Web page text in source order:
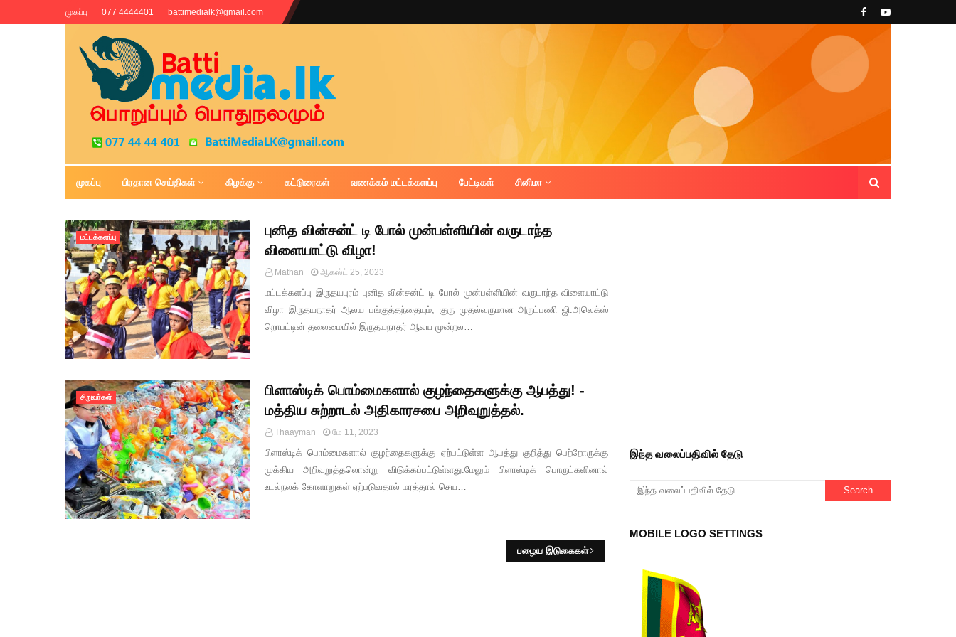
முகப்பு 077 4444401 battimedialk@gmail.com
Battimedia
முகப்பு பிரதான செய்திகள் கிழக்கு கட்டுரைகள் வணக்கம் மட்டக்களப்பு பேட்டிகள் சினிமா
மட்டக்களப்பு
புனித வின்சன்ட் டி போல் முன்பள்ளியின் வருடாந்த
விளையாட்டு விழா!
Mathan ஆகஸ்ட் 25, 2023
மட்டக்களப்பு இருதயபுரம் புனித வின்சன்ட் டி போல் முன்பள்ளியின் வருடாந்த விளையாட்டு
விழா இருதயநாதர் ஆலய பங்குத்தந்தையும், குரு முதல்வருமான அருட்பணி ஜி.அலெக்ஸ்
றொபட்டின் தலைமையில் இருதயநாதர் ஆலய முன்றல…
சிறுவர்கள்
பிளாஸ்டிக் பொம்மைகளால் குழந்தைகளுக்கு ஆபத்து! -
மத்திய சுற்றாடல் அதிகாரசபை அறிவுறுத்தல்.
Thaayman மே 11, 2023
பிளாஸ்டிக் பொம்மைகளால் குழந்தைகளுக்கு ஏற்பட்டுள்ள ஆபத்து குறித்து பெற்றோருக்கு
முக்கிய அறிவுறுத்தலொன்று விடுக்கப்பட்டுள்ளது.மேலும் பிளாஸ்டிக் பொருட்களினால்
உடல்நலக் கோளாறுகள் ஏற்படுவதால் மரத்தால் செய…
பழைய இடுகைகள்
இந்த வலைப்பதிவில் தேடு
MOBILE LOGO SETTINGS